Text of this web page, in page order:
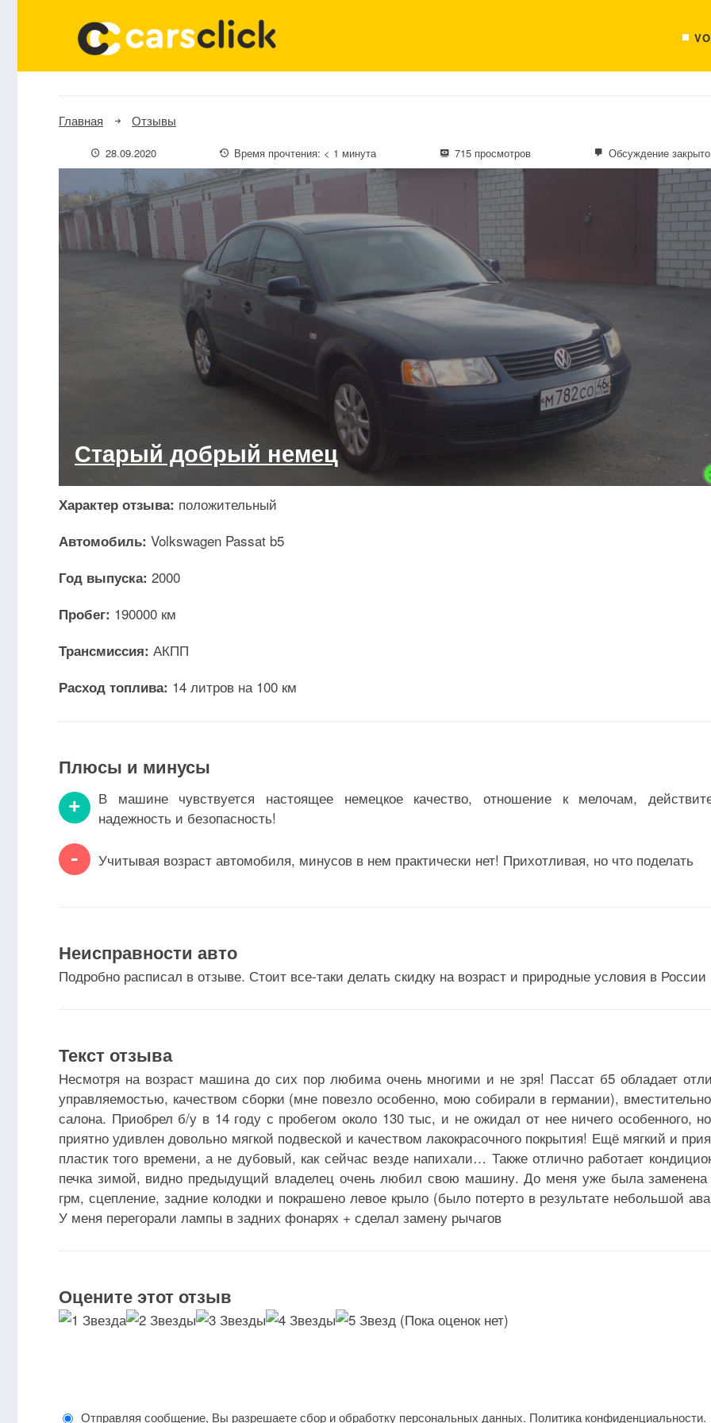
Главная Отзывы
28.09.2020 Время прочтения: < 1 минута 715 просмотров Обсуждение закрыто
Старый добрый немец
Характер отзыва: положительный
Автомобиль: Volkswagen Passat b5
Год выпуска: 2000
Пробег: 190000 км
Трансмиссия: АКПП
Расход топлива: 14 литров на 100 км
Плюсы и минусы
+
В машине чувствуется настоящее немецкое качество, отношение к мелочам,
надежность и безопасность!
- Учитывая возраст автомобиля, минусов в нем практически нет! Прихотливая, но что поделать
Неисправности авто
Подробно расписал в отзыве. Стоит все-таки делать скидку на возраст и природные условия в России
Текст отзыва
Несмотря на возраст машина до сих пор любима очень многими и не зря! Пассат б5 обладает
управляемостью, качеством сборки (мне повезло особенно, мою собирали в германии),
салона. Приобрел б/у в 14 году с пробегом около 130 тыс, и не ожидал от нее ничего особенного,
приятно удивлен довольно мягкой подвеской и качеством лакокрасочного покрытия! Ещё мягкий и
пластик того времени, а не дубовый, как сейчас везде напихали… Также отлично работает
печка зимой, видно предыдущий владелец очень любил свою машину. До меня уже была заменена
грм, сцепление, задние колодки и покрашено левое крыло (было потерто в результате небольшой
У меня перегорали лампы в задних фонарях + сделал замену рычагов
Оцените этот отзыв
(Пока оценок нет)
Отправляя сообщение, Вы разрешаете сбор и обработку персональных данных. Политика конфиденциальности.